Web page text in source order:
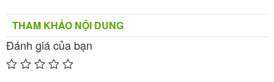
Bảng 1: Hiệu quả lâm sàng của Vaginapoly
(dựa trên dữ liệu Polygynax)
THAM KHẢO NỘI DUNG
Đánh giá của bạn